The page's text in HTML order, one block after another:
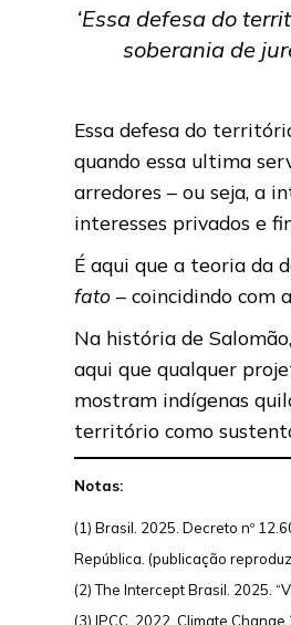
‘Essa defesa do
soberania de
Essa defesa do
quando essa ultima
arredores – ou seja, a
interesses privados e
É aqui que a teoria da
fato – coincidindo com
Na história de
aqui que qualquer
mostram indígenas
território como
Notas:
(1) Brasil. 2025. Decreto nº
República. (publicação
(2) The Intercept Brasil. 2025.
(3) IPCC. 2022. Climate